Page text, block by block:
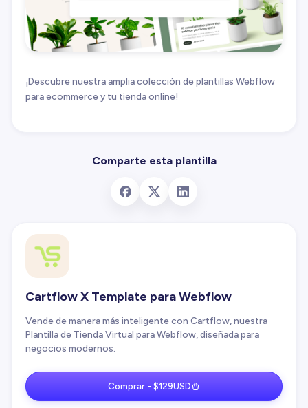
¡Descubre nuestra amplia colección de plantillas Webflow
para ecommerce y tu tienda online!
Comparte esta plantilla
Cartflow X Template para Webflow
Vende de manera más inteligente con Cartflow, nuestra
Plantilla de Tienda Virtual para Webflow, diseñada para
negocios modernos.
Comprar - $129USD